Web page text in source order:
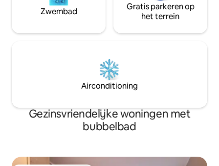
Zwembad
Gratis parkeren op
het terrein
Airconditioning
Gezinsvriendelijke woningen met
bubbelbad